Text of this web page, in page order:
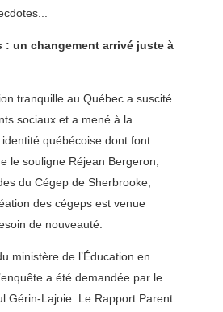
: un changement arrivé juste à
tranquille au Québec a suscité
sociaux et a mené à la
québécoise dont font
le souligne Réjean Bergeron,
du Cégep de Sherbrooke,
des cégeps est venue
de nouveauté.
ministère de l’Éducation en
a été demandée par le
Gérin-Lajoie. Le Rapport Parent